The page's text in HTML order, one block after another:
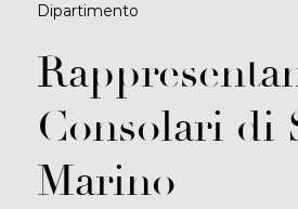
Dipartimento
Consolari di
Marino